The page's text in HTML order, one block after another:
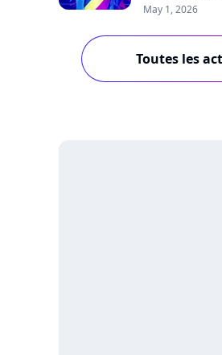
May 1, 2026
Toutes les